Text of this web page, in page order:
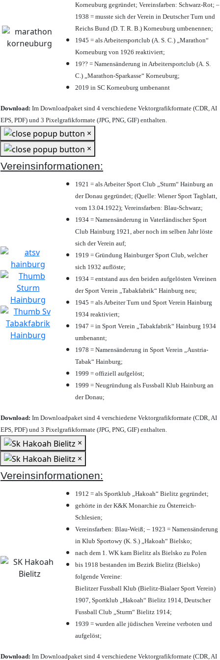
Korneuburg gegründet; Vereinsfarben: Schwarz-Rot; –
1938 = musste sich der Verein in Deutscher Turn und
Reichs Bund (D. T. R. B.) Korneuburg umbenennen;
1945 = als Arbeitersportclub (A. S. C.) „Marathon“
Korneuburg von 1926 reaktiviert;
19?? = Namensänderung in Arbeitersportclub (A. S.
C.) „Marathon-Sparkasse“ Korneuburg;
2019 in SC Korneuburg umbenannt
Download: Im Downloadpaket sind 4 verschiedene Vektorgrafikformate (CDR, AI
EPS, PDF) und 3 Pixelgrafikformate (JPG, PNG, GIF) enthalten.
×
×
Vereinsinformationen:
1921 = als Arbeiter Sport Club „Sturm“ Hainburg an
der Donau gegründet; (Quelle: Wiener Sport Tagblatt,
vom 13.04.1922); Vereinsfarben: Blau-Schwarz;
1934 = Namensänderung in Vaterländischer Sport
Club Hainburg 1921, aber noch im selben Jahr löste
sich der Verein auf;
1919 = Gründung Hainburger Sport Club, welcher
sich 1932 auflöste;
1934 = entstand aus den beiden aufgelösten Vereinen
der Sport Verein „Tabakfabrik“ Hainburg neu;
1945 = als Arbeiter Turn und Sport Verein Hainburg
1934 reaktiviert;
1947 = in Sport Verein „Tabakfabrik“ Hainburg 1934
umbenannt;
1978 = Namensänderung in Sport Verein „Austria-
Tabak“ Hainburg;
1999 = offiziell aufgelöst;
1999 = Neugründung als Fussball Klub Hainburg an
der Donau;
Download: Im Downloadpaket sind 4 verschiedene Vektorgrafikformate (CDR, AI
EPS, PDF) und 3 Pixelgrafikformate (JPG, PNG, GIF) enthalten.
×
×
Vereinsinformationen:
1912 = als Sportklub „Hakoah“ Bielitz gegründet;
gehörte in der K&K Monarchie zu Österreich-
Schlesien;
Vereinsfarben: Blau-Weiß; – 1923 = Namensänderung
in Klub Sportowy (K. S.) „Hakoah“ Bielsko;
nach dem 1. WK kam Bielitz als Bielsko zu Polen
bis 1918 bestanden im Bezirk Bielitz (Bielsko)
folgende Vereine:
Bielitzer Fussball Klub (Bielitz-Bialaer Sport Verein)
1907, Sportklub „Hakoah“ Bielitz 1914, Deutscher
Fussball Club „Sturm“ Bielitz 1914;
1939 = wurden alle jüdischen Vereine verboten und
aufgelöst;
Download: Im Downloadpaket sind 4 verschiedene Vektorgrafikformate (CDR, AI